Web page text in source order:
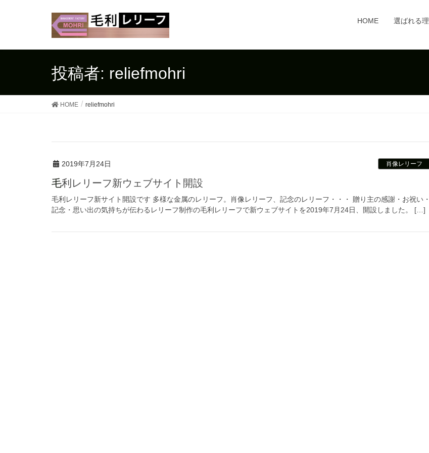
HOME 選ばれる
投稿者: reliefmohri
HOME reliefmohri
2019年7月24日 肖像レリーフ
毛利レリーフ新ウェブサイト開設
毛利レリーフ新サイト開設です 多様な金属のレリーフ。肖像レリーフ、記念のレリーフ・・・ 贈り主の感謝・お祝い・
記念・思い出の気持ちが伝わるレリーフ制作の毛利レリーフで新ウェブサイトを2019年7月24日、開設しました。 […]